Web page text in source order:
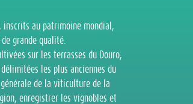
inscrits au patrimoine mondial,
grande qualité.
sur les terrasses du Douro,
les plus anciennes du
de la viticulture de la
enregistrer les vignobles et